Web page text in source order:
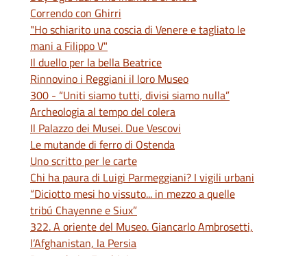
Correndo con Ghirri
"Ho schiarito una coscia di Venere e tagliato le
mani a Filippo V"
Il duello per la bella Beatrice
Rinnovino i Reggiani il loro Museo
300 - “Uniti siamo tutti, divisi siamo nulla”
Archeologia al tempo del colera
Il Palazzo dei Musei. Due Vescovi
Le mutande di ferro di Ostenda
Uno scritto per le carte
Chi ha paura di Luigi Parmeggiani? I vigili urbani
“Diciotto mesi ho vissuto... in mezzo a quelle
tribú Chayenne e Siux”
322. A oriente del Museo. Giancarlo Ambrosetti,
l’Afghanistan, la Persia